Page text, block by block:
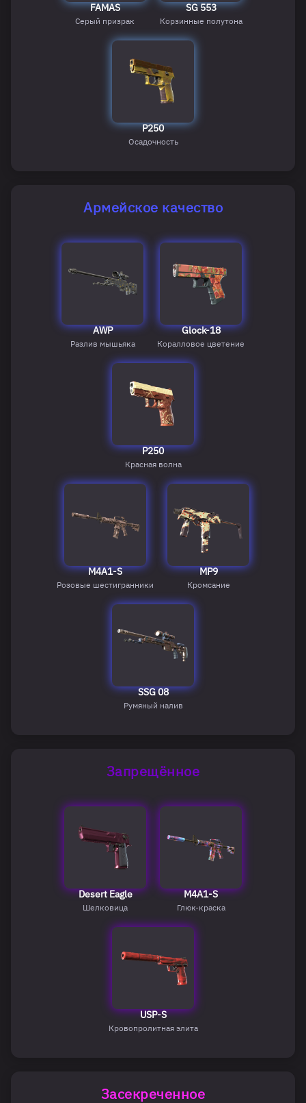
FAMAS
Серый призрак
SG 553
Корзинные полутона
P250
Осадочность
Армейское качество
AWP
Разлив мышьяка
Glock-18
Коралловое цветение
P250
Красная волна
M4A1-S
Розовые шестигранники
MP9
Кромсание
SSG 08
Румяный налив
Запрещённое
Desert Eagle
Шелковица
M4A1-S
Глюк-краска
USP-S
Кровопролитная элита
Засекреченное